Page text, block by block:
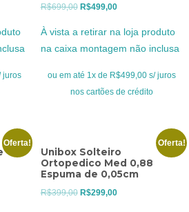
juros
R$699,00 O
R$699,00.
R$499,00O
atual
R$499,00.
À vista a retirar na loja produto
na caixa montagem não inclusa
ou em até 1x de R$499,00 s/ juros
nos cartões de crédito
Oferta! Oferta!
Unibox Solteiro
Ortopedico Med 0,88
Espuma de 0,05cm
R$399,00 O
R$299,00O